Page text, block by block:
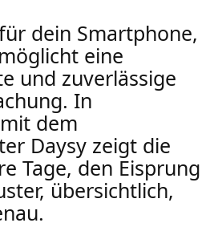
dein Smartphone,
eine
und zuverlässige
In
dem
Daysy zeigt die
Tage, den Eisprung
übersichtlich,